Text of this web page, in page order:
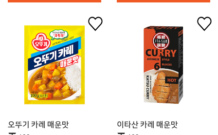
오뚜기 카레 매운맛 이타산 카레 매운맛